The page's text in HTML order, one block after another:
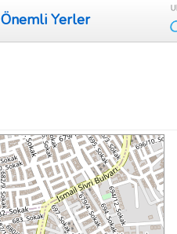
Önemli Yerler